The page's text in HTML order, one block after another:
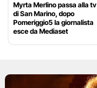
Myrta Merlino passa alla tv
di San Marino, dopo
Pomeriggio5 la giornalista
esce da Mediaset